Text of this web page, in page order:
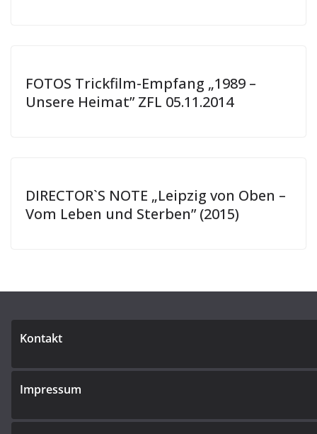
FOTOS Trickfilm-Empfang „1989 –
Unsere Heimat” ZFL 05.11.2014
DIRECTOR`S NOTE „Leipzig von Oben –
Vom Leben und Sterben” (2015)
Kontakt
Impressum